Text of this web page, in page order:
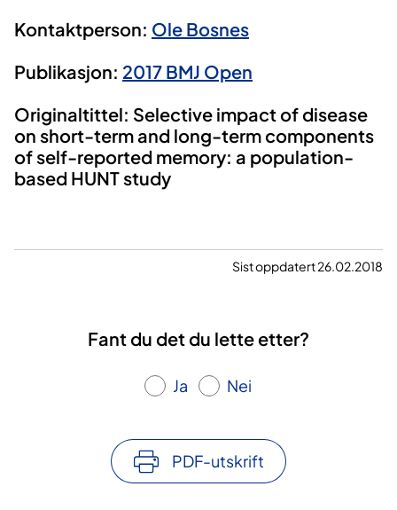
Kontaktperson: Ole Bosnes
Publikasjon: 2017 BMJ Open
Originaltittel: Selective impact of disease
on short-term and long-term components
of self-reported memory: a population-
based HUNT study
Sist oppdatert 26.02.2018
Fant du det du lette etter?
Ja Nei
PDF-utskrift